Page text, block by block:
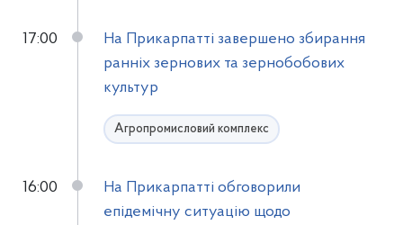
17:00
На Прикарпатті завершено збирання
ранніх зернових та зернобобових
культур
Агропромисловий комплекс
16:00
На Прикарпатті обговорили
епідемічну ситуацію щодо